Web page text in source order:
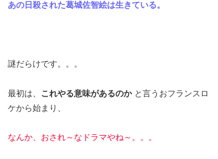
あの日殺された葛城佐智絵は生きている。
謎だらけです。。。
最初は、 これやる意味があるのかと言うおフランスロ
ケから始まり、
なんか、おされ～なドラマやね～。。。